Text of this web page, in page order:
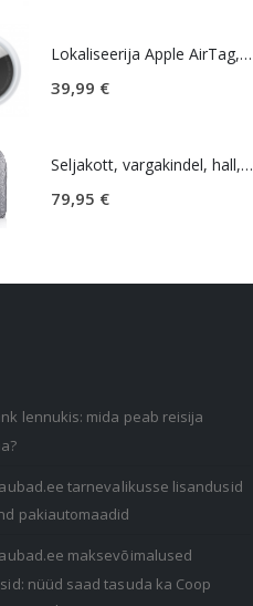
Lokaliseerija Apple AirTag, valge
39,99 €
Seljakott, vargakindel, hall, Bobby Soft
79,95 €
lennukis: mida peab reisija
tarnevalikusse lisandusid
pakiautomaadid
maksevõimalused
nüüd saad tasuda ka Coop